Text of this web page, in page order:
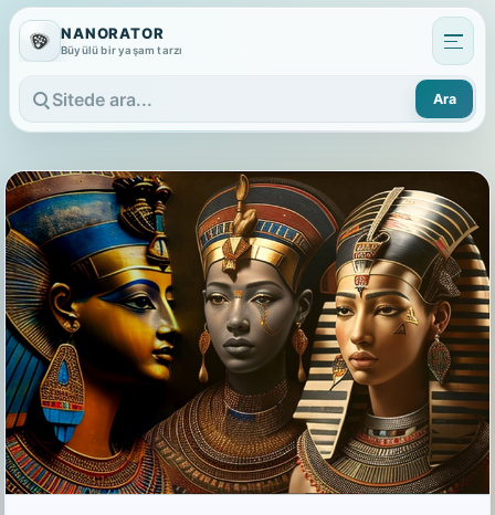
NANORATOR
Büyülü bir yaşam tarzı
Sitede ara
Ara